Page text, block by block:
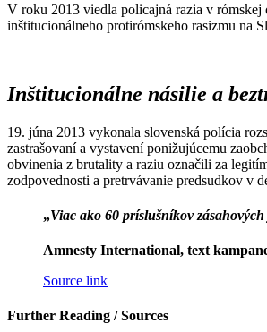
V roku 2013 viedla policajná razia v
inštitucionálneho protirómskeho rasizmu na
Inštitucionálne násilie a
19. júna 2013 vykonala slovenská polícia
zastrašovaní a vystavení ponižujúcemu
obvinenia z brutality a raziu označili za
zodpovednosti a pretrvávanie predsudkov v
„Viac ako 60 príslušníkov
Amnesty International, text
Source link
Further Reading / Sources